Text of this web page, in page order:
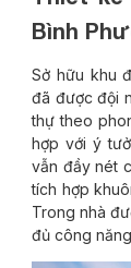
Bình
Sở hữu khu
đã được đội
thự theo
hợp với ý
vẫn đầy nét
tích hợp
Trong nhà
đủ công